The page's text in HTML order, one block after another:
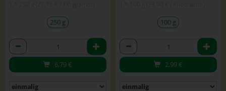
250 g
Anzahl
6,79€
100 g
Anzahl
2,99€